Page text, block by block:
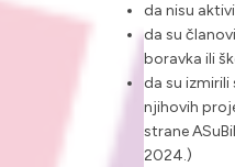
da nisu
da su
boravka ili
da su izmirili
njihovih
strane
2024.)